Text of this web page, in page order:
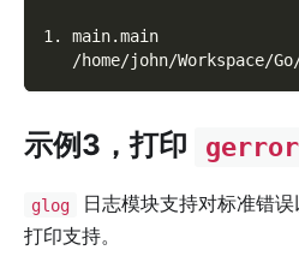
1. main.main
/home/john/Workspace/
示例3，打印
glog 日志模块支持对标准错误
打印支持。